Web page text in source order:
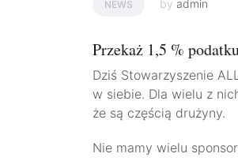
NEWS by admin
Przekaż 1,5 %
Dziś Stowarzyszenie
w siebie. Dla wielu z
że są częścią drużyny.
Nie mamy wielu